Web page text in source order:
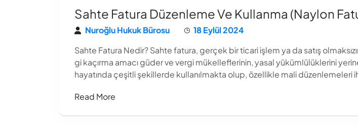
Sahte Fatura Düzenleme Ve Kullanma (Naylon
Nuroğlu Hukuk Bürosu
18 Eylül 2024
Sahte Fatura Nedir? Sahte fatura, gerçek bir ticari işlem ya da satış
gi kaçırma amacı güder ve vergi mükelleflerinin, yasal yükümlülüklerini
hayatında çeşitli şekillerde kullanılmakta olup, özellikle mali düzenlemeleri
Read More